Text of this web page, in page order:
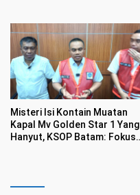
Misteri Isi Kontain Muatan
Kapal Mv Golden Star 1 Yang
Hanyut, KSOP Batam: Fokus